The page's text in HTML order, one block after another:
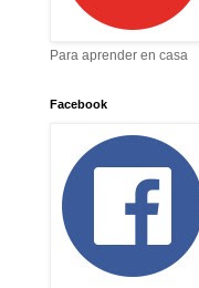
Para aprender en casa
Facebook